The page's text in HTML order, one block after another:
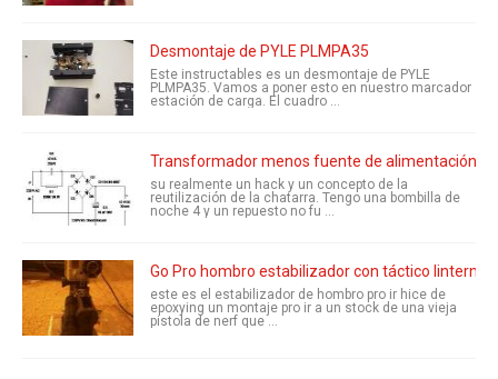
Desmontaje de PYLE PLMPA35
Este instructables es un desmontaje de PYLE
PLMPA35. Vamos a poner esto en nuestro marcador
estación de carga. El cuadro ...
Transformador menos fuente de alimentación de
su realmente un hack y un concepto de la
reutilización de la chatarra. Tengo una bombilla de
noche 4 y un repuesto no fu ...
Go Pro hombro estabilizador con táctico linterna
este es el estabilizador de hombro pro ir hice de
epoxying un montaje pro ir a un stock de una vieja
pistola de nerf que ...